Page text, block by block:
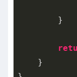
        }
    }